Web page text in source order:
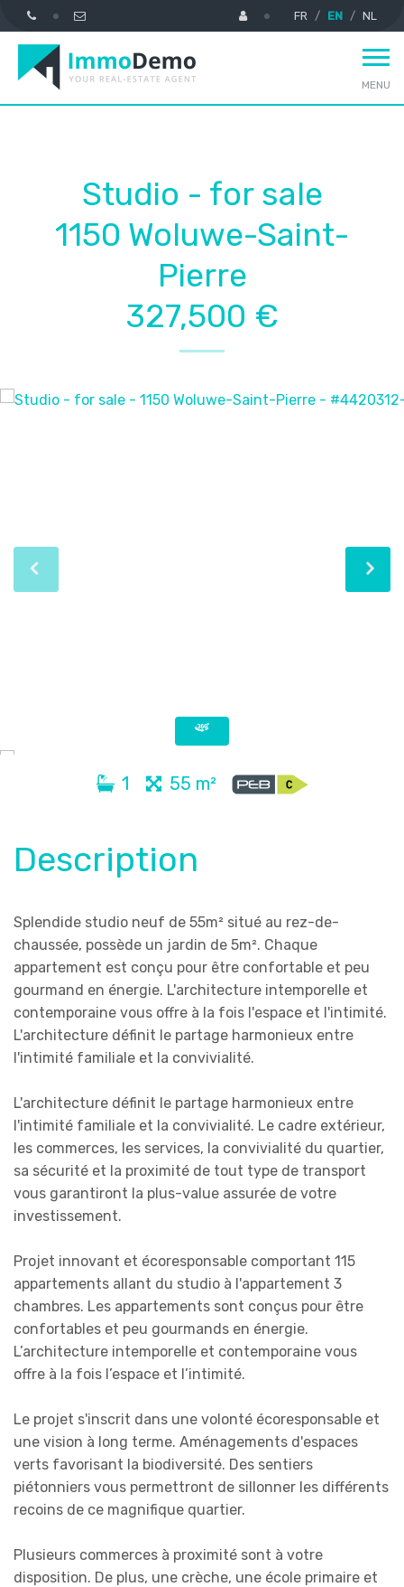
FR EN NL
MENU
Studio - for sale
1150 Woluwe-Saint-
Pierre
327,500 €
1 55 m²
Description
Splendide studio neuf de 55m² situé au rez-de-
chaussée, possède un jardin de 5m². Chaque
appartement est conçu pour être confortable et peu
gourmand en énergie. L'architecture intemporelle et
contemporaine vous offre à la fois l'espace et l'intimité.
L'architecture définit le partage harmonieux entre
l'intimité familiale et la convivialité.
L'architecture définit le partage harmonieux entre
l'intimité familiale et la convivialité. Le cadre extérieur,
les commerces, les services, la convivialité du quartier,
sa sécurité et la proximité de tout type de transport
vous garantiront la plus-value assurée de votre
investissement.
Projet innovant et écoresponsable comportant 115
appartements allant du studio à l'appartement 3
chambres. Les appartements sont conçus pour être
confortables et peu gourmands en énergie.
L’architecture intemporelle et contemporaine vous
offre à la fois l’espace et l’intimité.
Le projet s'inscrit dans une volonté écoresponsable et
une vision à long terme. Aménagements d'espaces
verts favorisant la biodiversité. Des sentiers
piétonniers vous permettront de sillonner les différents
recoins de ce magnifique quartier.
Plusieurs commerces à proximité sont à votre
disposition. De plus, une crèche, une école primaire et